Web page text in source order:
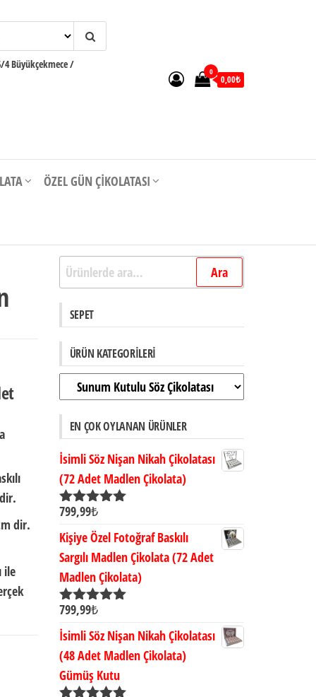
Büyükçekmece /
0
0,00₺
ÖZEL GÜN ÇIKOLATASI
dir.
ile
Ara: Ara
SEPET
ÜRÜN KATEGORILERI
EN ÇOK OYLANAN ÜRÜNLER
İsimli Söz Nişan Nikah Çikolatası
(72 Adet Madlen Çikolata)
5 üzerinden
799,99₺
Kişiye Özel Fotoğraf Baskılı
Sargılı Madlen Çikolata (72 Adet
Madlen Çikolata)
5 üzerinden
799,99₺
İsimli Söz Nişan Nikah Çikolatası
(48 Adet Madlen Çikolata)
Gümüş Kutu